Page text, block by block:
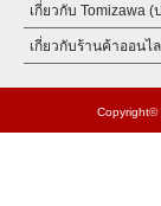
เกี่ยวกับ Tomizawa (
เกี่ยวกับร้านค้าออนไ
Copyright©